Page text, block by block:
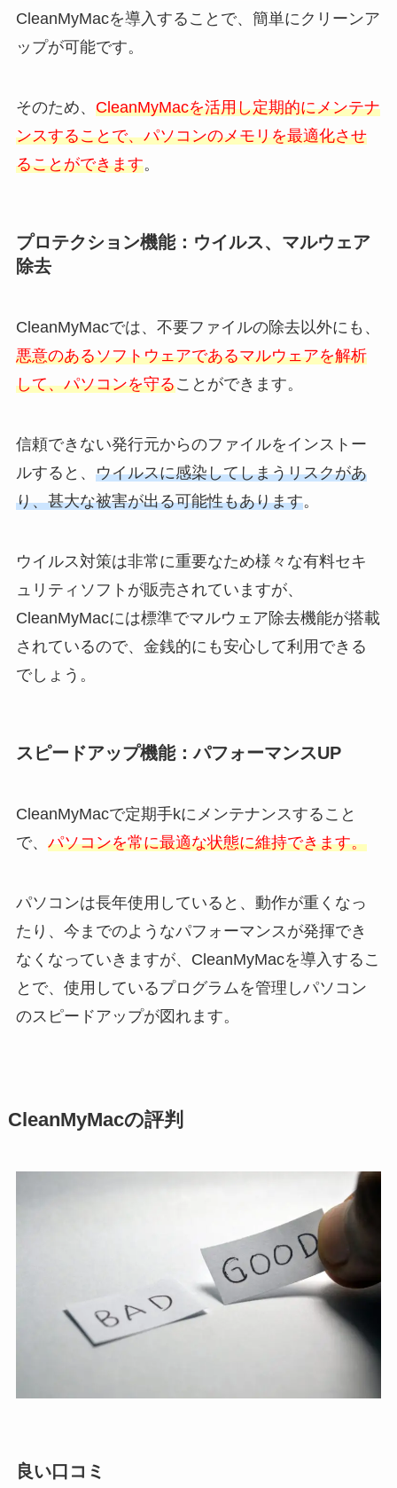
CleanMyMacを導入することで、簡単にクリーンア
ップが可能です。
そのため、 CleanMyMacを活用し定期的にメンテナ
ンスすることで、パソコンのメモリを最適化させ
ることができます。
プロテクション機能：ウイルス、マルウェア
除去
CleanMyMacでは、不要ファイルの除去以外にも、
悪意のあるソフトウェアであるマルウェアを解析
して、パソコンを守ることができます。
信頼できない発行元からのファイルをインストー
ルすると、 ウイルスに感染してしまうリスクがあ
り、甚大な被害が出る可能性もあります。
ウイルス対策は非常に重要なため様々な有料セキ
ュリティソフトが販売されていますが、
CleanMyMacには標準でマルウェア除去機能が搭載
されているので、金銭的にも安心して利用できる
でしょう。
スピードアップ機能：パフォーマンスUP
CleanMyMacで定期手kにメンテナンスすること
で、 パソコンを常に最適な状態に維持できます。
パソコンは長年使用していると、動作が重くなっ
たり、今までのようなパフォーマンスが発揮でき
なくなっていきますが、CleanMyMacを導入するこ
とで、使用しているプログラムを管理しパソコン
のスピードアップが図れます。
CleanMyMacの評判
良い口コミ